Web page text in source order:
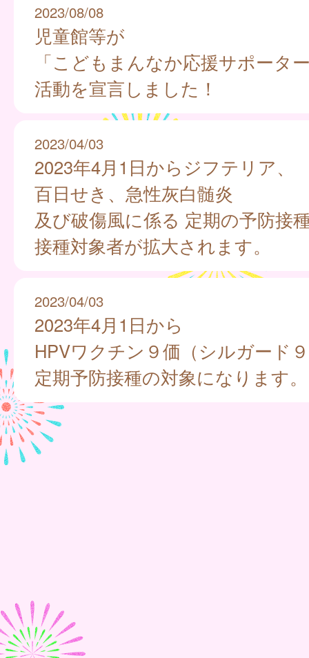
2023/08/08
児童館等が
「こどもまんなか応援サポータ
活動を宣言しました！
2023/04/03
2023年4月1日からジフテリア、
百日せき、急性灰白髄炎
及び破傷風に係る 定期の予防接
接種対象者が拡大されます。
2023/04/03
2023年4月1日から
HPVワクチン９価（シルガード
定期予防接種の対象になります。